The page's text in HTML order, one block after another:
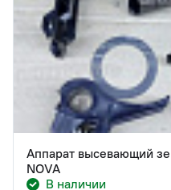
Аппарат высевающий
NOVA
В наличии